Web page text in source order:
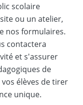
scolaire
ou un atelier,
nos formulaires.
contactera
et s'assurer
de
élèves de tirer
unique.